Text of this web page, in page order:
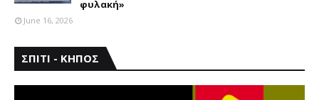
φυλακή»
June 16, 2026
ΣΠΙΤΙ - ΚΗΠΟΣ